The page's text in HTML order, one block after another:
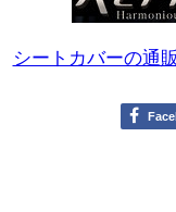
シートカバーの通